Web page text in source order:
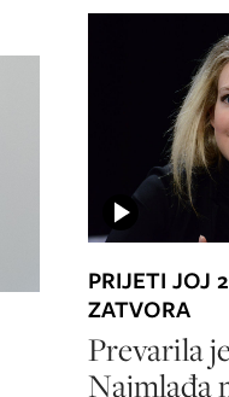
PRIJETI JOJ
ZATVORA
Prevarila
Najmlađa